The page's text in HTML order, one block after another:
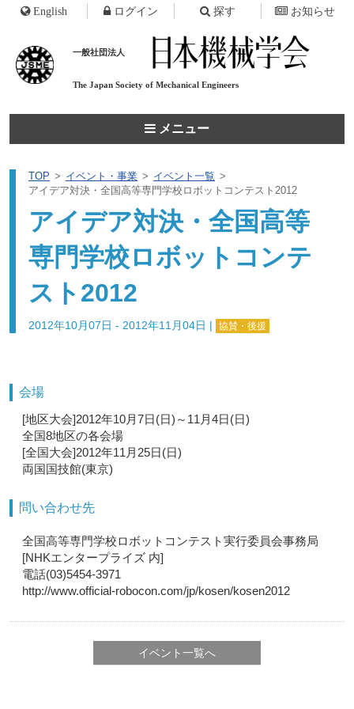
一般社団法人
The Japan Society of Mechanical Engineers
メニュー
English ログイン 探す お知らせ
TOP イベント・事業
イベント一覧
アイデア対決・全国高等専門学校ロボットコンテスト2012
アイデア対決・全国高等
専門学校ロボットコンテ
スト2012
2012年10月07日 - 2012年11月04日 | 協賛・後援
会場
[地区大会]2012年10月7日(日)～11月4日(日)
全国8地区の各会場
[全国大会]2012年11月25日(日)
両国国技館(東京)
問い合わせ先
全国高等専門学校ロボットコンテスト実行委員会事務局
[NHKエンタープライズ 内]
電話(03)5454-3971
http://www.official-robocon.com/jp/kosen/kosen2012
イベント一覧へ